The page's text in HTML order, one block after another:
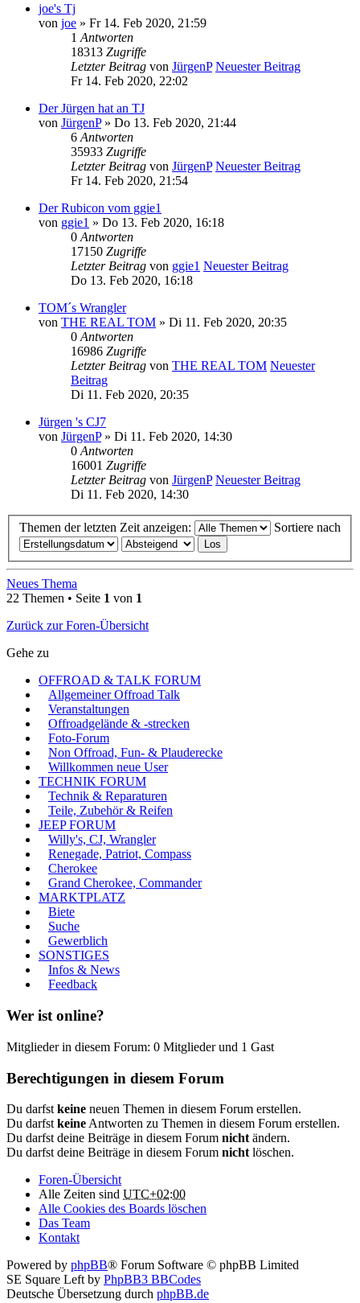
joe's Tj
von joe » Fr 14. Feb 2020, 21:59
1 Antworten
18313 Zugriffe
Letzter Beitrag von JürgenP Neuester Beitrag
Fr 14. Feb 2020, 22:02
Der Jürgen hat an TJ
von JürgenP» Do 13. Feb 2020, 21:44
6 Antworten
35933 Zugriffe
Letzter Beitrag von JürgenP Neuester Beitrag
Fr 14. Feb 2020, 21:54
Der Rubicon vom ggie1
von ggie1 » Do 13. Feb 2020, 16:18
0 Antworten
17150 Zugriffe
Letzter Beitrag von ggie1 Neuester Beitrag
Do 13. Feb 2020, 16:18
TOM´s Wrangler
von THE REAL TOM » Di 11. Feb 2020, 20:35
0 Antworten
16986 Zugriffe
Letzter Beitrag von THE REAL TOM Neuester
Beitrag
Di 11. Feb 2020, 20:35
Jürgen 's CJ7
von JürgenP» Di 11. Feb 2020, 14:30
0 Antworten
16001 Zugriffe
Letzter Beitrag von JürgenP Neuester Beitrag
Di 11. Feb 2020, 14:30
Themen der letzten Zeit anzeigen: Sortiere nach
Neues Thema
22 Themen • Seite 1 von 1
Zurück zur Foren-Übersicht
Gehe zu
OFFROAD & TALK FORUM
Allgemeiner Offroad Talk
Veranstaltungen
Offroadgelände & -strecken
Foto-Forum
Non Offroad, Fun- & Plauderecke
Willkommen neue User
TECHNIK FORUM
Technik & Reparaturen
Teile, Zubehör & Reifen
JEEP FORUM
Willy's, CJ, Wrangler
Renegade, Patriot, Compass
Cherokee
Grand Cherokee, Commander
MARKTPLATZ
Biete
Suche
Gewerblich
SONSTIGES
Infos & News
Feedback
Wer ist online?
Mitglieder in diesem Forum: 0 Mitglieder und 1 Gast
Berechtigungen in diesem Forum
Du darfst keine neuen Themen in diesem Forum erstellen.
Du darfst keine Antworten zu Themen in diesem Forum erstellen.
Du darfst deine Beiträge in diesem Forum nicht ändern.
Du darfst deine Beiträge in diesem Forum nicht löschen.
Foren-Übersicht
Alle Zeiten sind UTC+02:00
Alle Cookies des Boards löschen
Das Team
Kontakt
Powered by phpBB® Forum Software © phpBB Limited
SE Square Left by PhpBB3 BBCodes
Deutsche Übersetzung durch phpBB.de